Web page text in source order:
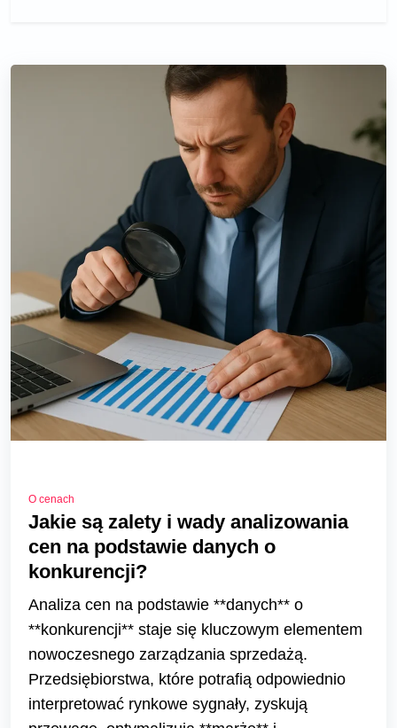
O cenach
Jakie są zalety i wady analizowania
cen na podstawie danych o
konkurencji?
Analiza cen na podstawie **danych** o
**konkurencji** staje się kluczowym elementem
nowoczesnego zarządzania sprzedażą.
Przedsiębiorstwa, które potrafią odpowiednio
interpretować rynkowe sygnały, zyskują